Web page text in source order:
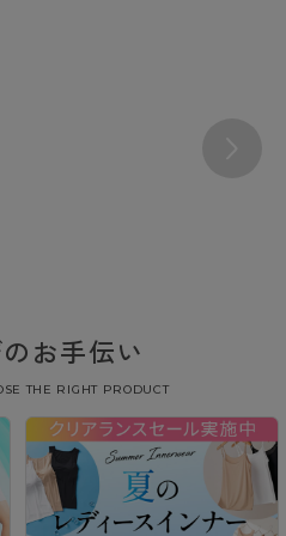
お手伝い
THE RIGHT PRODUCT